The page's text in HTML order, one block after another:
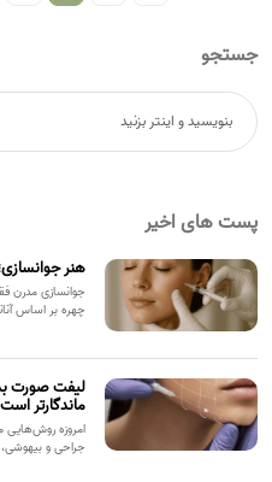
جستجو
پست های اخیر
هنر
جوانسازی مدرن
چهره بر اساس
ماندگارتر
امروزه روش‌هایی
جراحی و